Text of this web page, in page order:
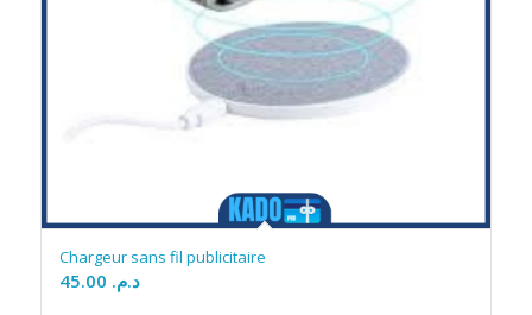
Chargeur sans fil publicitaire
د.م.